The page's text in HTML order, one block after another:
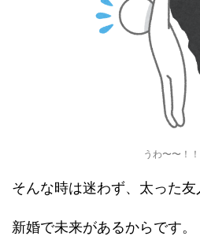
うわ〜〜！！
そんな時は迷わず、太った友
新婚で未来があるからです。